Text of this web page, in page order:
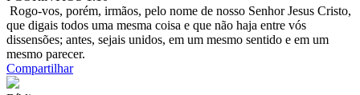
Rogo-vos, porém, irmãos, pelo nome de nosso Senhor Jesus Cristo,
que digais todos uma mesma coisa e que não haja entre vós
dissensões; antes, sejais unidos, em um mesmo sentido e em um
mesmo parecer.
Compartilhar